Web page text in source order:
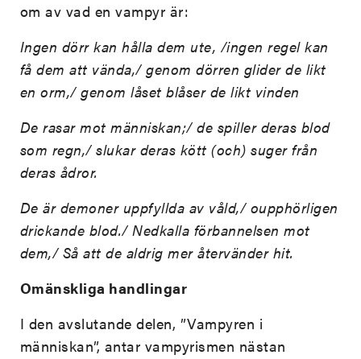
om av vad en vampyr är:
Ingen dörr kan hålla dem ute, /ingen regel kan
få dem att vända,/ genom dörren glider de likt
en orm,/ genom låset blåser de likt vinden
De rasar mot människan;/ de spiller deras blod
som regn,/ slukar deras kött (och) suger från
deras ådror.
De är demoner uppfyllda av våld,/ oupphörligen
drickande blod./Nedkalla förbannelsen mot
dem,/ Så att de aldrig mer återvänder hit.
Omänskliga handlingar
I den avslutande delen, ”Vampyren i
människan”, antar vampyrismen nästan